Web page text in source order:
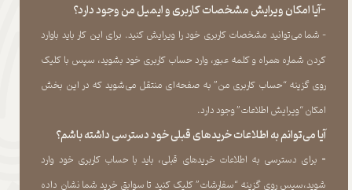
-آیا امکان ویرایش مشخصات کاربری و ایمیل من وجود دارد؟
- شما می‏‌توانید مشخصات کاربری خود را ویرایش کنید. برای این کار باید باوارد
کردن شماره همراه و کلمه عبور، وارد حساب کاربری خود بشوید، سپس با کلیک
روی گزینه “حساب کاربری من” به صفحه‏‌ای منتقل می‏‌شوید که در این بخش
امکان “ویرایش اطلاعات” وجود دارد.​​​​​​​
آیا می‌‏توانم به اطلاعات خریدهای قبلی خود دسترسی داشته باشم؟
​​​​​​​- برای دسترسی به اطلاعات خریدهای قبلی، باید با حساب کاربری خود وارد
شوید،سپس روی گزینه “سفارشات” کلیک کنید تا سوابق خرید شما نشان داده